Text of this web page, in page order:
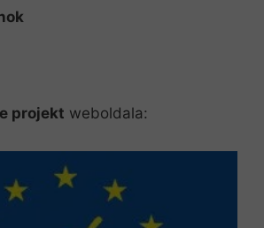
projekt weboldala: